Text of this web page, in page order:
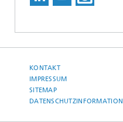
KONTAKT
IMPRESSUM
SITEMAP
DATENSCHUTZINFORMATION